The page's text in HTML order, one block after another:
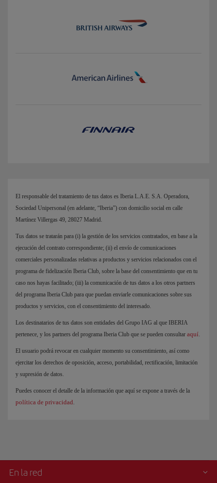
El responsable del tratamiento de tus datos es Iberia L.A.E. S.A. Operadora,
Sociedad Unipersonal (en adelante, “Iberia”) con domicilio social en calle
Martínez Villergas 49, 28027 Madrid.
Tus datos se tratarán para (i) la gestión de los servicios contratados, en base a la
ejecución del contrato correspondiente; (ii) el envío de comunicaciones
comerciales personalizadas relativas a productos y servicios relacionados con el
programa de fidelización Iberia Club, sobre la base del consentimiento que en tu
caso nos hayas facilitado; (iii) la comunicación de tus datos a los otros partners
del programa Iberia Club para que puedan enviarle comunicaciones sobre sus
productos y servicios, con el consentimiento del interesado.
Los destinatarios de tus datos son entidades del Grupo IAG al que IBERIA
pertenece, y los partners del programa Iberia Club que se pueden consultar aquí.
El usuario podrá revocar en cualquier momento su consentimiento, así como
ejercitar los derechos de oposición, acceso, portabilidad, rectificación, limitación
y supresión de datos.
Puedes conocer el detalle de la información que aquí se expone a través de la
política de privacidad.
En la red